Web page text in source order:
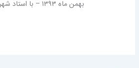
بهمن ماه ۱۳۹۳ – با استاد شهره بهشتی